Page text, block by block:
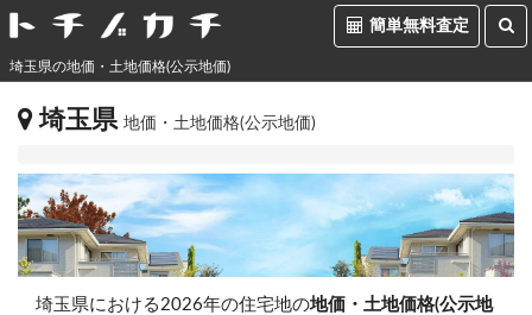
簡単無料査定
埼玉県の地価・土地価格(公示地価)
埼玉県 地価・土地価格(公示地価)
埼玉県における2026年の住宅地の地価・土地価格(公示地